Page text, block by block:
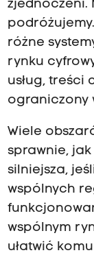
zjednoczeni.
różne
rynku
usług, treści
ograniczony
Wiele
sprawnie, jak
silniejsza,
wspólnych
wspólnym
ułatwić